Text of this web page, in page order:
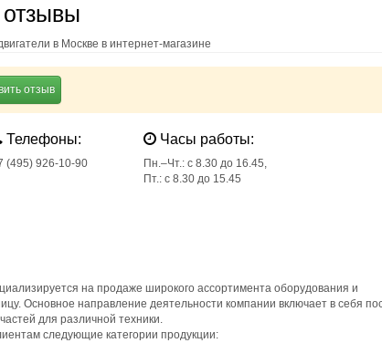
в Москве в интернет-магазине
отзыв
Телефоны:
(495) 926-10-90
Часы работы:
Пн.–Чт.: с 8.30 до 16.45,
Пт.: с 8.30 до 15.45
на продаже широкого ассортимента оборудования и
Основное направление деятельности компании включает в себя
для различной техники.
следующие категории продукции: